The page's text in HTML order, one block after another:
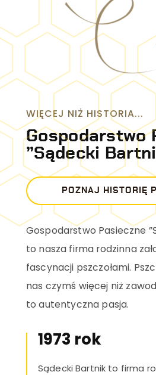
– hurtownia
pszczelich
Pasieka
Kasztelewicz
SZCZEGÓŁY
SZCZEGÓŁY
Miód na
śniadanie
WIĘCEJ NIŻ HISTORIA...
Gospodarstwo
”Sądecki
POZNAJ HISTORIĘ
Gospodarstwo Pasieczne
to nasza firma rodzinna
fascynacji pszczołami.
nas czymś więcej niż
to autentyczna pasja.
1973 rok
Sądecki Bartnik to firma